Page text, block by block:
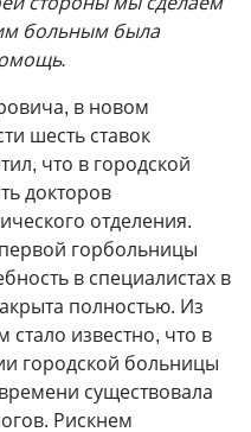
больным была
в новом
шесть ставок
что в городской
докторов
отделения.
горбольницы
в специалистах в
полностью. Из
стало известно, что в
городской больницы
существовала
Рискнем